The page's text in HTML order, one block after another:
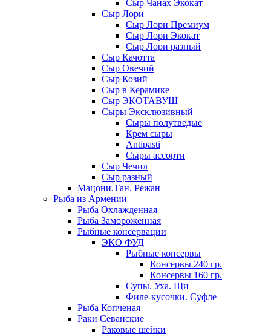
Сыр Чанах Экокат
Сыр Лори
Сыр Лори Премиум
Сыр Лори Экокат
Сыр Лори разный
Сыр Качотта
Сыр Овечий
Сыр Козий
Сыр в Керамике
Сыр ЭКОТАВУШ
Сыры Эксклюзивный
Сыры полутведые
Крем сыры
Antipasti
Сыры ассорти
Сыр Чечил
Сыр разный
Мацони.Тан. Режан
Рыба из Армении
Рыба Охлажденная
Рыба Замороженная
Рыбные консервации
ЭКО ФУД
Рыбные консервы
Консервы 240 гр.
Консервы 160 гр.
Супы. Уха. Щи
Филе-кусочки. Суфле
Рыба Копченая
Раки Севанские
Раковые шейки